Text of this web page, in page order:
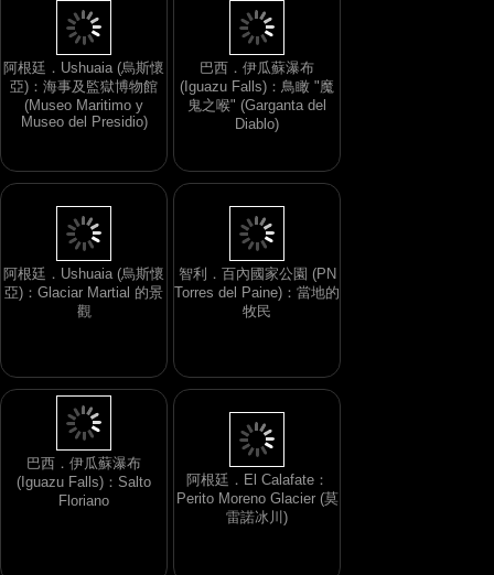
阿根廷．Ushuaia (烏斯懷
亞)：海事及監獄博物館
(Museo Maritimo y
Museo del Presidio)
巴西．伊瓜蘇瀑布
(Iguazu Falls)：鳥瞰 "魔
鬼之喉" (Garganta del
Diablo)
阿根廷．Ushuaia (烏斯懷
亞)：Glaciar Martial 的景
觀
智利．百內國家公園 (PN
Torres del Paine)：當地的
牧民
巴西．伊瓜蘇瀑布
(Iguazu Falls)：Salto
Floriano
阿根廷．El Calafate：
Perito Moreno Glacier (莫
雷諾冰川)